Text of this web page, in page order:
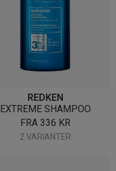
REDKEN
EXTREME SHAMPOO
FRA 336 KR
2 VARIANTER